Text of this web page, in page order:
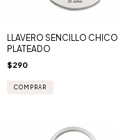
LLAVERO SENCILLO CHICO
PLATEADO
$290